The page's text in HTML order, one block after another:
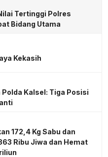
Tertinggi Polres
Bidang Utama
Kekasih
Kalsel: Tiga Posisi
172,4 Kg Sabu dan
Ribu Jiwa dan Hemat